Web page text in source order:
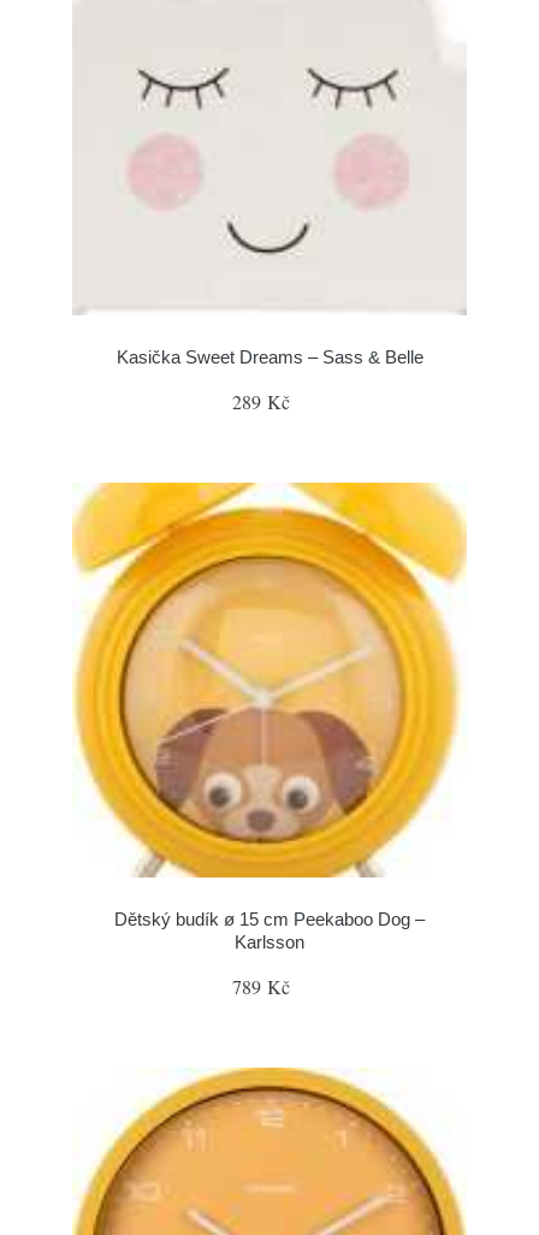
Kasička Sweet Dreams – Sass & Belle
289 Kč
Dětský budík ø 15 cm Peekaboo Dog –
Karlsson
789 Kč